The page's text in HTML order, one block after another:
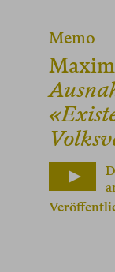
Memo